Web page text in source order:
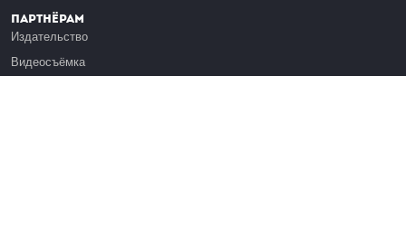
Партнёрам
Издательство
Видеосъёмка